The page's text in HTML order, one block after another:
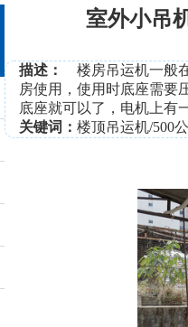
室外小吊
描述：
楼房吊运机一般
房使用，使用时底座需要
底座就可以了，电机上有
关键词： 楼顶吊运机/500